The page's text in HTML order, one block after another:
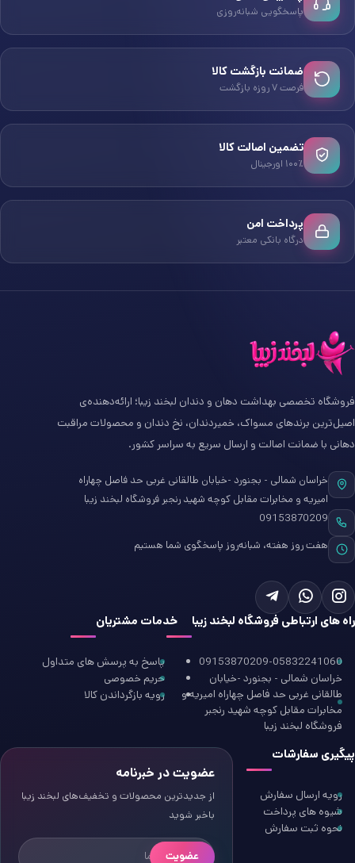
پاسخگویی شبانه‌روزی
ضمانت بازگشت کالا
فرصت ۷ روزه بازگشت
تضمین اصالت کالا
۱۰۰٪ اورجینال
پرداخت امن
درگاه بانکی معتبر
فروشگاه تخصصی بهداشت دهان و دندان لبخند زیبا؛ ارائه‌دهنده‌ی
اصیل‌ترین برندهای مسواک، خمیردندان، نخ دندان و محصولات مراقبت
دهانی با ضمانت اصالت و ارسال سریع به سراسر کشور.
خراسان شمالی - بجنورد -خیابان طالقانی غربی حد فاصل چهاراه
امیریه و مخابرات مقابل کوچه شهید رنجبر فروشگاه لبخند زیبا
09153870209
هفت روز هفته، شبانه‌روز پاسخگوی شما هستیم
راه های ارتباطی فروشگاه لبخند زیبا
09153870209-05832241060
خراسان شمالی - بجنورد -خیابان
طالقانی غربی حد فاصل چهاراه امیریه و
مخابرات مقابل کوچه شهید رنجبر
فروشگاه لبخند زیبا
خدمات مشتریان
پاسخ به پرسش های متداول
حریم خصوصی
رویه بازگرداندن کالا
پیگیری سفارشات
رویه ارسال سفارش
شیوه های پرداخت
نحوه ثبت سفارش
عضویت در خبرنامه
از جدیدترین محصولات و تخفیف‌های لبخند زیبا
باخبر شوید
عضویت